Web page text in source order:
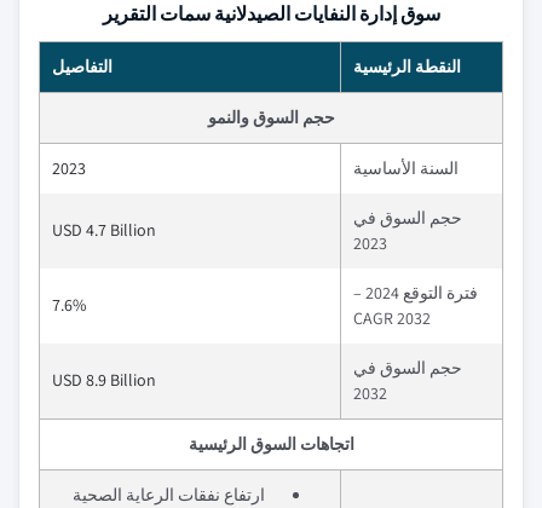
سوق إدارة النفايات الصيدلانية سمات التقرير
النقطة الرئيسية التفاصيل
حجم السوق والنمو
السنة الأساسية 2023
حجم السوق في
2023
USD 4.7 Billion
فترة التوقع 2024 –
2032 CAGR
7.6%
حجم السوق في
2032
USD 8.9 Billion
اتجاهات السوق الرئيسية
ارتفاع نفقات الرعاية الصحية